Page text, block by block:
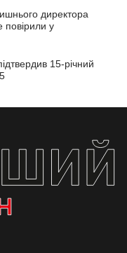
директора
повірили у
15-річний